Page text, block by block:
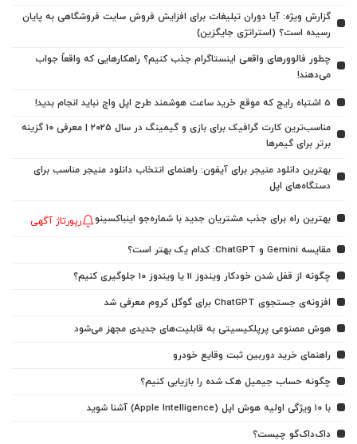
گزارش ویژه: آیا دوران تبلیغات برای افزایش فروش سایت فروشگاهی به پایان
رسیده است؟ (استراتژی جایگزین)
چطور فالوورهای واقعی اینستاگرام جذب کنیم؟ راهکارهایی که واقعاً جواب
می‌دهند!
5 اشتباه رایج که موقع خرید ساعت هوشمند طرح اپل واچ نباید انجام بدید!
مناسب‌ترین کارت گرافیک برای بازی و گیمینگ در سال ۲۰۲۵ | معرفی ۱۰ گزینه
برتر برای گیمرها
بهترین دانلود منیجر برای آیفون: راهنمای انتخاب دانلود منیجر مناسب برای
دستگاه‌های اپل
بهترین راه برای جذب مشتریان جدید با شماره‌جو اینباکسینو رپورتاژ آگهی
مقایسه Gemini و ChatGPT: کدام یک بهتر است؟
چگونه از قفل شدن خودکار ویندوز 11 یا ویندوز 10 جلوگیری کنیم؟
افزونه‌ی جستجوی ChatGPT برای گوگل کروم معرفی شد
هوش مصنوعی پرپلکیسیتی به قابلیت‌های جدیدی مجهز می‌شود
راهنمای خرید دوربین ثبت وقایع خودرو
چگونه حساب جیمیل هک شده را بازیابی کنیم؟
با ۱۰ ویژگی اولیه هوش اپل (Apple Intelligence) آشنا شوید
داک‌داک‌گو چیست؟